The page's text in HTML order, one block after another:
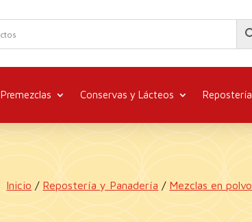
Premezclas Conservas y Lácteos Repostería
Inicio / Repostería y Panadería / Mezclas en polvo